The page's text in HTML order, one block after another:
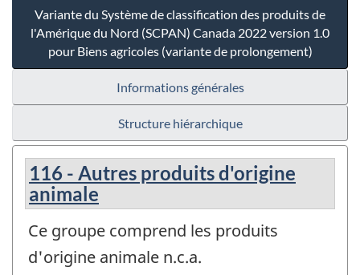
Variante du Système de classification des produits de
l'Amérique du Nord (SCPAN) Canada 2022 version 1.0
pour Biens agricoles (variante de prolongement)
Informations générales
Structure hiérarchique
116 - Autres produits d'origine
animale
Ce groupe comprend les produits
d'origine animale n.c.a.